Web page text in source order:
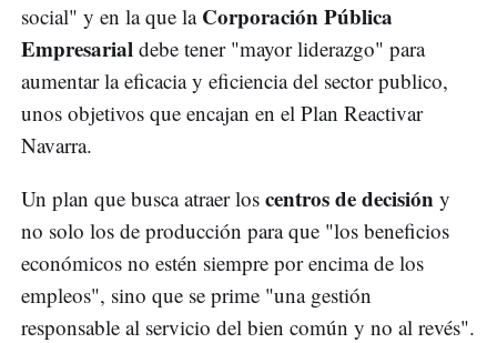
social" y en la que la Corporación Pública
Empresarial debe tener "mayor liderazgo" para
aumentar la eficacia y eficiencia del sector publico,
unos objetivos que encajan en el Plan Reactivar
Navarra.
Un plan que busca atraer los centros de decisión y
no solo los de producción para que "los beneficios
económicos no estén siempre por encima de los
empleos", sino que se prime "una gestión
responsable al servicio del bien común y no al revés".